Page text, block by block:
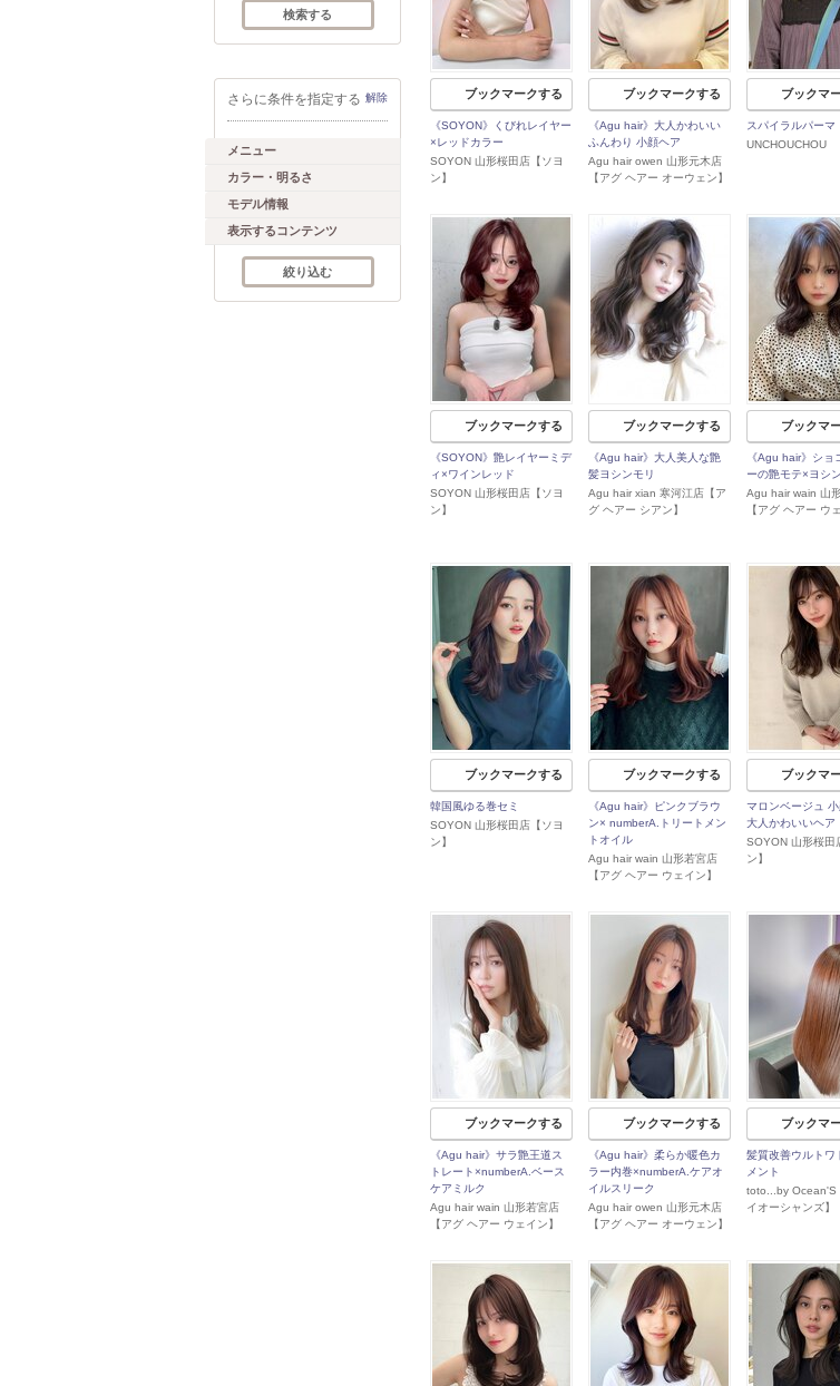
さらに条件を指定する 解除
メニュー
カラー・明るさ
モデル情報
表示するコンテンツ
ブックマークする
《SOYON》くびれレイヤー
×レッドカラー
SOYON 山形桜田店【ソヨ
ン】
ブックマークする
《Agu hair》大人かわいい
ふんわり 小顔ヘア
Agu hair owen 山形元木店
【アグ ヘアー オーウェン】
ブックマ
スパイラルパーマ
UNCHOUCHOU
ブックマークする
《SOYON》艶レイヤーミデ
ィ×ワインレッド
SOYON 山形桜田店【ソヨ
ン】
ブックマークする
《Agu hair》大人美人な艶
髪ヨシンモリ
Agu hair xian 寒河江店【ア
グ ヘアー シアン】
ブックマ
《Agu hair》ショ
ーの艶モテ×ヨシ
Agu hair wain 山
【アグ ヘアー ウ
ブックマークする
韓国風ゆる巻セミ
SOYON 山形桜田店【ソヨ
ン】
ブックマークする
《Agu hair》ピンクブラウ
ン× numberA.トリートメン
トオイル
Agu hair wain 山形若宮店
【アグ ヘアー ウェイン】
ブックマ
マロンベージュ
大人かわいいヘア
SOYON 山形桜田
ン】
ブックマークする
《Agu hair》サラ艶王道ス
トレート×numberA.ベース
ケアミルク
Agu hair wain 山形若宮店
【アグ ヘアー ウェイン】
ブックマークする
《Agu hair》柔らか暖色カ
ラー内巻×numberA.ケアオ
イルスリーク
Agu hair owen 山形元木店
【アグ ヘアー オーウェン】
ブックマ
髪質改善ウルトワ
メント
toto...by Ocean'S
イオーシャンズ】